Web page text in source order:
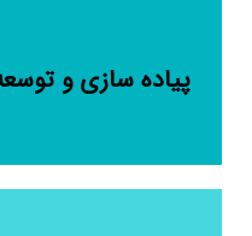
پیاده سازی و